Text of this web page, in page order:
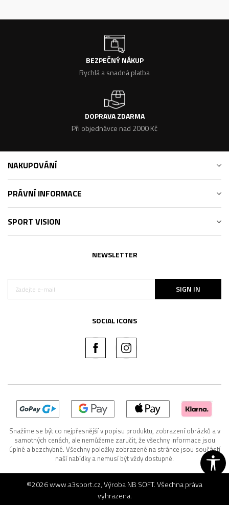
BEZPEČNÝ NÁKUP
Rychlá a snadná platba
DOPRAVA ZDARMA
Při objednávce nad 2000 Kč
NAKUPOVÁNÍ
PRÁVNÍ INFORMACE
SPORT VISION
NEWSLETTER
SIGN IN
SOCIAL ICONS
Snažíme se být co nejpřesnější v popisu produktu, zobrazení obrázků a v
samotných cenách, ale nemůžeme zaručit, že všechny informace jsou
úplné a bezchybné. Všechny položky zobrazené na stránce jsou součástí
naší nabídky a nemusí být vždy dostupné.
©2026www.a3sport.cz, VýrobaNB SOFT. Všechna práva
vyhrazena.